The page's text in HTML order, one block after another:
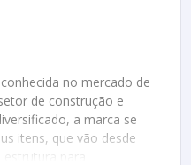
no mercado de
de construção e
a marca se
itens, que vão desde
para